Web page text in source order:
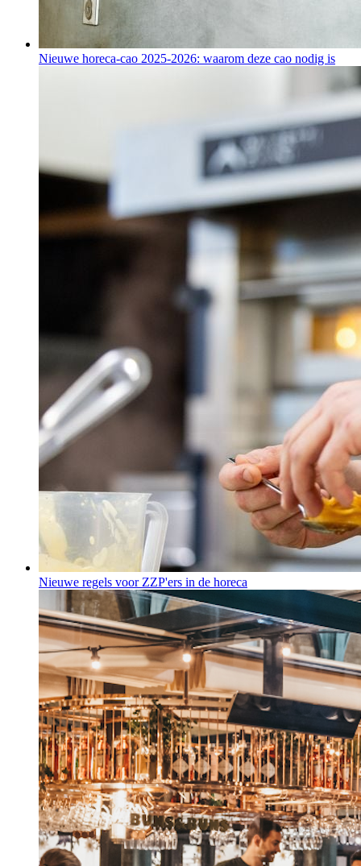
Nieuwe horeca-cao 2025-2026: waarom deze cao nodig is
Nieuwe regels voor ZZP'ers in de horeca